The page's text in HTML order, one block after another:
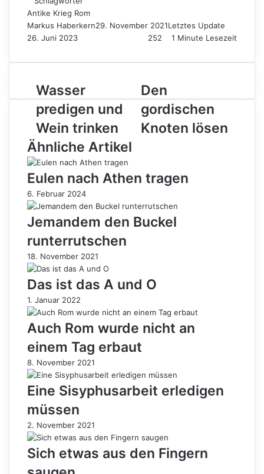
Antike Krieg Rom
Markus Haberkern29. November 2021Letztes Update
26. Juni 2023
252 1 Minute Lesezeit
Wasser
predigen
und
Wein
trinken
Wasser
predigen und
Wein trinken
Den
gordischen
Knoten
lösen
Den
gordischen
Knoten lösen
Ähnliche Artikel
Eulen nach Athen tragen
6. Februar 2024
Jemandem den Buckel
runterrutschen
18. November 2021
Das ist das A und O
1. Januar 2022
Auch Rom wurde nicht an
einem Tag erbaut
8. November 2021
Eine Sisyphusarbeit erledigen
müssen
2. November 2021
Sich etwas aus den Fingern